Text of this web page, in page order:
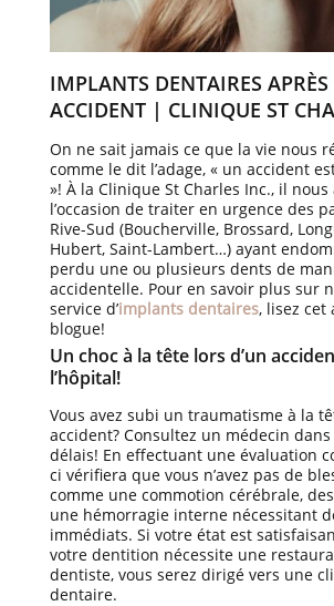
IMPLANTS DENTAIRES
ACCIDENT | CLINIQUE ST
On ne sait jamais ce que la vie nous
comme le dit l’adage, « un accident
»! À la Clinique St Charles Inc., il nous
l’occasion de traiter en urgence des
Rive-Sud (Boucherville, Brossard,
Hubert, Saint-Lambert…) ayant
perdu une ou plusieurs dents de
accidentelle. Pour en savoir plus sur
service d’implants dentaires, lisez cet
blogue!
Un choc à la tête lors d’un
l’hôpital!
Vous avez subi un traumatisme à la
accident? Consultez un médecin
délais! En effectuant une évaluation
ci vérifiera que vous n’avez pas de
comme une commotion cérébrale,
une hémorragie interne nécessitant
immédiats. Si votre état est
votre dentition nécessite une
dentiste, vous serez dirigé vers une
dentaire.